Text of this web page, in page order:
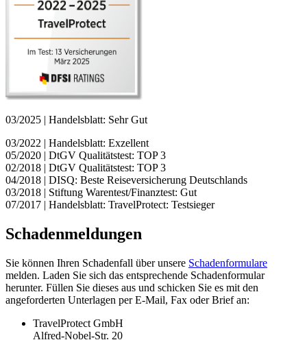
03/2025 | Handelsblatt: Sehr Gut
03/2022 | Handelsblatt: Exzellent
05/2020 | DtGV Qualitätstest: TOP 3
02/2018 | DtGV Qualitätstest: TOP 3
04/2018 | DISQ: Beste Reiseversicherung Deutschlands
03/2018 | Stiftung Warentest/Finanztest: Gut
07/2017 | Handelsblatt: TravelProtect: Testsieger
Schadenmeldungen
Sie können Ihren Schadenfall über unsere Schadenformulare
melden. Laden Sie sich das entsprechende Schadenformular
herunter. Füllen Sie dieses aus und schicken Sie es mit den
angeforderten Unterlagen per E-Mail, Fax oder Brief an:
TravelProtect GmbH
Alfred-Nobel-Str. 20